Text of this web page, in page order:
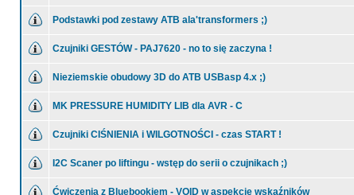
Podstawki pod zestawy ATB ala'transformers ;)
Czujniki GESTÓW - PAJ7620 - no to się zaczyna !
Nieziemskie obudowy 3D do ATB USBasp 4.x ;)
MK PRESSURE HUMIDITY LIB dla AVR - C
Czujniki CIŚNIENIA i WILGOTNOŚCI - czas START !
I2C Scaner po liftingu - wstęp do serii o czujnikach ;)
Ćwiczenia z Bluebookiem - VOID w aspekcie wskaźników